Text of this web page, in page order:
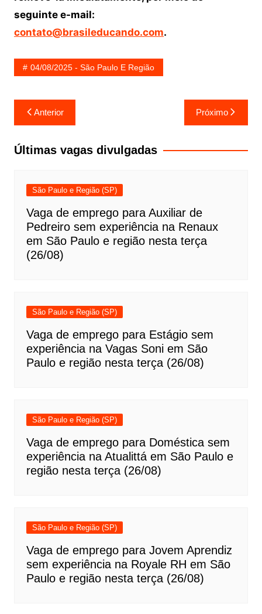
seguinte e-mail:
contato@brasileducando.com.
04/08/2025 - São Paulo E Região
Navegação
de
Post
Anterior Próximo
Últimas vagas divulgadas
São Paulo e Região (SP)
Vaga de emprego para Auxiliar de
Pedreiro sem experiência na Renaux
em São Paulo e região nesta terça
(26/08)
São Paulo e Região (SP)
Vaga de emprego para Estágio sem
experiência na Vagas Soni em São
Paulo e região nesta terça (26/08)
São Paulo e Região (SP)
Vaga de emprego para Doméstica sem
experiência na Atualittá em São Paulo e
região nesta terça (26/08)
São Paulo e Região (SP)
Vaga de emprego para Jovem Aprendiz
sem experiência na Royale RH em São
Paulo e região nesta terça (26/08)